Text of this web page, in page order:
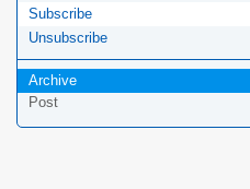
Subscribe
Unsubscribe
Archive
Post